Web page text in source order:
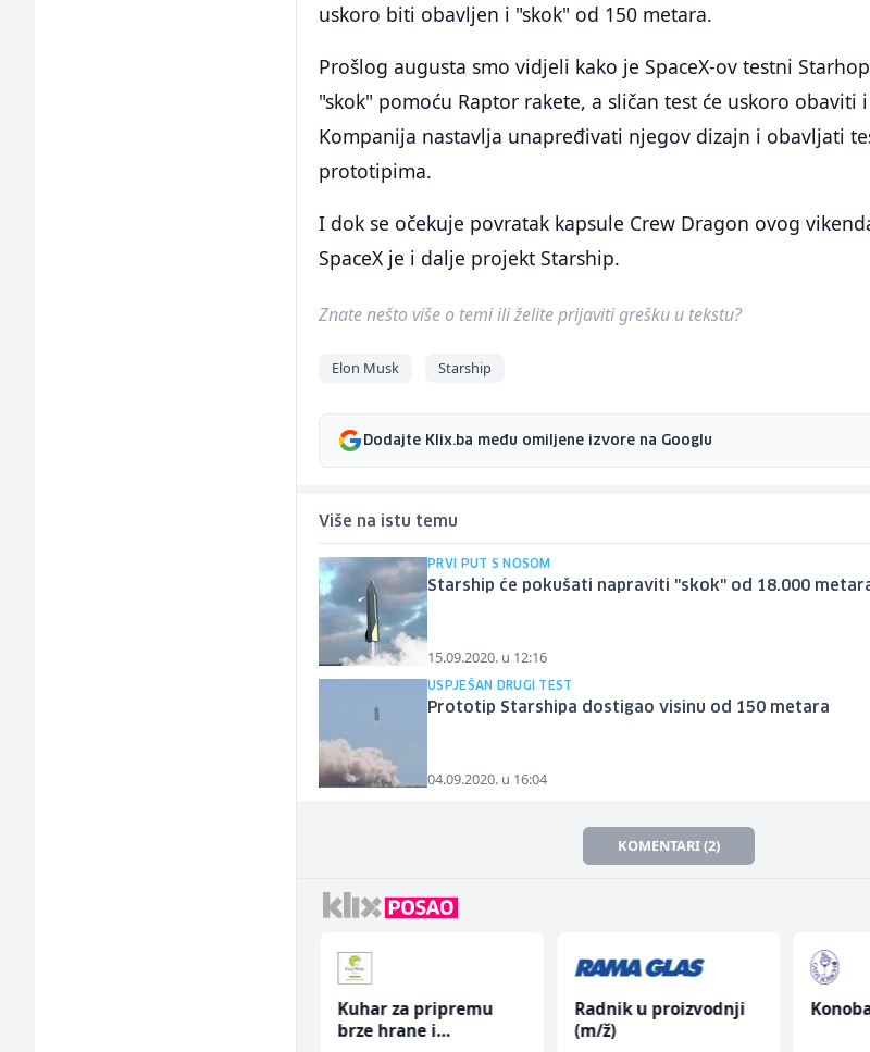
uskoro biti obavljen i "skok" od 150 metara.
Prošlog augusta smo vidjeli kako je SpaceX-ov testni
"skok" pomoću Raptor rakete, a sličan test će uskoro obaviti
Kompanija nastavlja unapređivati njegov dizajn i obavljati
prototipima.
I dok se očekuje povratak kapsule Crew Dragon ovog
SpaceX je i dalje projekt Starship.
Znate nešto više o temi ili želite prijaviti grešku u tekstu?
Elon Musk Starship
Dodajte Klix.ba među omiljene izvore na Googlu
Više na istu temu
PRVI PUT S NOSOM
Starship će pokušati napraviti "skok" od 18.000
15.09.2020. u 12:16
USPJEŠAN DRUGI TEST
Prototip Starshipa dostigao visinu od 150 metara
04.09.2020. u 16:04
KOMENTARI (2)
Kuhar za pripremu
brze hrane i
Radnik u proizvodnji
(m/ž)